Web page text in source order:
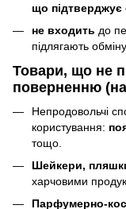
що підтверджує
не входить до
підлягають
Товари, що не
поверненню
Непродовольчі
користування:
тощо.
Шейкери,
харчовими
Парфумерно-